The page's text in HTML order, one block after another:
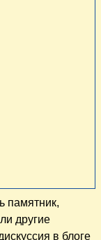
памятник,
другие
в блоге